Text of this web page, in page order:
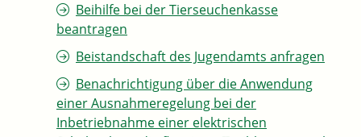
Beihilfe bei der Tierseuchenkasse
beantragen
Beistandschaft des Jugendamts anfragen
Benachrichtigung über die Anwendung
einer Ausnahmeregelung bei der
Inbetriebnahme einer elektrischen